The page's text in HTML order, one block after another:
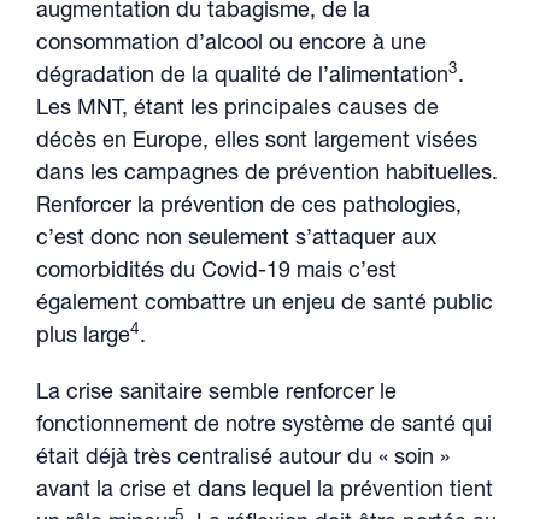
augmentation du tabagisme, de la
consommation d’alcool ou encore à une
dégradation de la qualité de l’alimentation3.
Les MNT, étant les principales causes de
décès en Europe, elles sont largement visées
dans les campagnes de prévention habituelles.
Renforcer la prévention de ces pathologies,
c’est donc non seulement s’attaquer aux
comorbidités du Covid-19 mais c’est
également combattre un enjeu de santé public
plus large4.
La crise sanitaire semble renforcer le
fonctionnement de notre système de santé qui
était déjà très centralisé autour du « soin »
avant la crise et dans lequel la prévention tient